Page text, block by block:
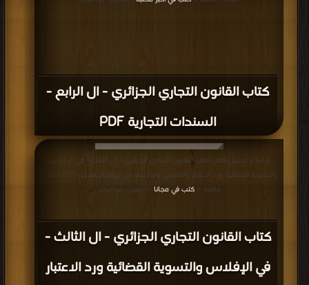
كتاب القانون التجاري الجزائري - ال الرابع -
السندات التجارية PDF
كتاب القانون التجاري الجزائري - ال الثالث -
في الإفلاس والتسوية القضائية ورد الاعتبار
قراءة و تحميل كتاب كتاب القانون التجاري الجزائري - ال الثالث - في الإفلاس
والتسوية القضائية ورد الاعتبار والتفليس وما عداه من جرائم الإفلاس PDF مجانا |
مكتبة >كتب في مجانا | التحميل : مرة/مرات